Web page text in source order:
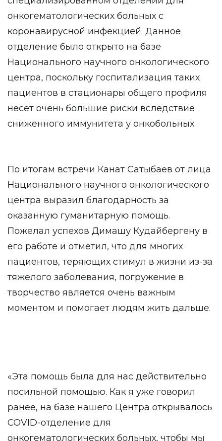
онкогематологических больных с
коронавирусной инфекцией. Данное
отделение было открыто на базе
Национального научного онкологического
центра, поскольку госпитализация таких
пациентов в стационары общего профиля
несет очень большие риски вследствие
сниженного иммунитета у онкобольных.
По итогам встречи Канат Сатыбаев от лица
Национального научного онкологического
центра выразил благодарность за
оказанную гуманитарную помощь.
Пожелал успехов Димашу Кудайбергену в
его работе и отметил, что для многих
пациентов, теряющих стимул в жизни из-за
тяжелого заболевания, погружение в
творчество является очень важным
моментом и помогает людям жить дальше.
«Эта помощь была для нас действительно
посильной помощью. Как я уже говорил
ранее, на базе нашего Центра открывалось
COVID-отделение для
онкогематологических больных, чтобы мы